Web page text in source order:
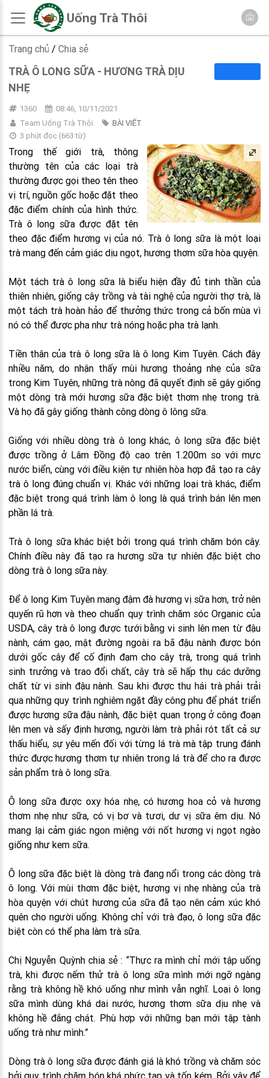
Uống Trà Thôi
Trang chủ / Chia sẻ
TRÀ Ô LONG SỮA - HƯƠNG TRÀ DỊU
NHẸ
1360
08:46, 10/11/2021
Team Uống Trà Thôi
BÀI VIẾT
3 phút đọc(663từ)
Trong thế giới trà, thông
thường tên của các loại trà
thường được gọi theo tên theo
vị trí, nguồn gốc hoặc đặt theo
đặc điểm chính của hình thức.
Trà ô long sữa được đặt tên
theo đặc điểm hương vị của nó. Trà ô long sữa là một loại
trà mang đến cảm giác dịu ngọt, hương thơm sữa hòa quyện.
Một tách trà ô long sữa là biểu hiện đầy đủ tinh thần của
thiên nhiên, giống cây trồng và tài nghệ của người thợ trà, là
một tách trà hoàn hảo để thưởng thức trong cả bốn mùa vì
nó có thể được pha như trà nóng hoặc pha trà lạnh.
Tiền thân của trà ô long sữa là ô long Kim Tuyên. Cách đây
nhiều năm, do nhận thấy mùi hương thoảng nhẹ của sữa
trong Kim Tuyên, những trà nông đã quyết định sẽ gây giống
một dòng trà mới hương sữa đặc biệt thơm nhẹ trong trà.
Và họ đã gây giống thành công dòng ô lông sữa.
Giống với nhiều dòng trà ô long khác, ô long sữa đặc biệt
được trồng ở Lâm Đồng độ cao trên 1.200m so với mực
nước biển, cùng với điều kiện tự nhiên hòa hợp đã tạo ra cây
trà ô long đúng chuẩn vị. Khác với những loại trà khác, điểm
đặc biệt trong quá trình làm ô long là quá trình bán lên men
phần lá trà.
Trà ô long sữa khác biệt bởi trong quá trình chăm bón cây.
Chính điều này đã tạo ra hương sữa tự nhiên đặc biệt cho
dòng trà ô long sữa này.
Để ô long Kim Tuyên mang đậm đà hương vị sữa hơn, trở nên
quyến rũ hơn và theo chuẩn quy trình chăm sóc Organic của
USDA, cây trà ô long được tưới bằng vi sinh lên men từ đậu
nành, cám gạo, mật đường ngoài ra bã đậu nành được bón
dưới gốc cây để cố định đạm cho cây trà, trong quá trình
sinh trưởng và trao đổi chất, cây trà sẽ hấp thụ các dưỡng
chất từ vi sinh đậu nành. Sau khi được thu hái trà phải trải
qua những quy trình nghiêm ngặt đầy công phu để phát triển
được hương sữa đậu nành, đặc biệt quan trọng ở công đoạn
lên men và sấy định hương, người làm trà phải rót tất cả sự
thấu hiểu, sự yêu mến đối với từng lá trà mà tập trung đánh
thức được hương thơm tự nhiên trong lá trà để cho ra được
sản phẩm trà ô long sữa.
Ô long sữa được oxy hóa nhẹ, có hương hoa cỏ và hương
thơm nhẹ như sữa, có vị bơ và tươi, dư vị sữa êm dịu. Nó
mang lại cảm giác ngon miệng với nốt hương vị ngọt ngào
giống như kem sữa.
Ô long sữa đặc biệt là dòng trà đang nổi trong các dòng trà
ô long. Với mùi thơm đặc biệt, hương vị nhẹ nhàng của trà
hòa quyện với chút hương của sữa đã tạo nên cảm xúc khó
quên cho người uống. Không chỉ với trà đạo, ô long sữa đặc
biệt còn có thể pha làm trà sữa.
Chị Nguyễn Quỳnh chia sẻ : “Thực ra mình chỉ mới tập uống
trà, khi được nếm thử trà ô long sữa mình mới ngỡ ngàng
rằng trà không hề khó uống như mình vẫn nghĩ. Loại ô long
sữa mình dùng khá dai nước, hương thơm sữa dịu nhẹ và
không hề đắng chát. Phù hợp với những bạn mới tập tành
uống trà như mình.”
Dòng trà ô long sữa được đánh giá là khó trồng và chăm sóc
bởi quy trình chăm bón khá phức tạp và tốn kém. Bởi vậy để